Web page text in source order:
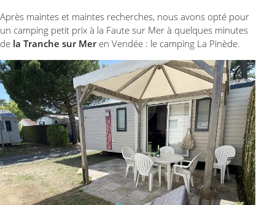
Après maintes et maintes recherches, nous avons opté pour
un camping petit prix à la Faute sur Mer à quelques minutes
de la Tranche sur Meren Vendée : le camping La Pinède.